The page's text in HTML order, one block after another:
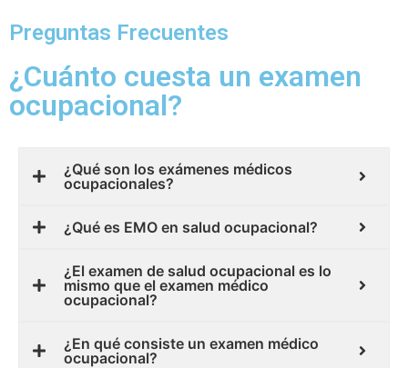
Preguntas Frecuentes
¿Cuánto cuesta un examen
ocupacional?
¿Qué son los exámenes médicos
ocupacionales?
¿Qué es EMO en salud ocupacional?
¿El examen de salud ocupacional es lo
mismo que el examen médico
ocupacional?
¿En qué consiste un examen médico
ocupacional?